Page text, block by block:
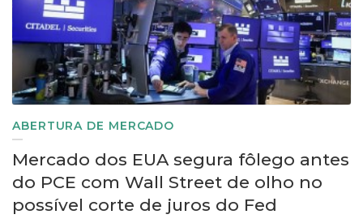
ABERTURA DE MERCADO
Mercado dos EUA segura fôlego antes
do PCE com Wall Street de olho no
possível corte de juros do Fed